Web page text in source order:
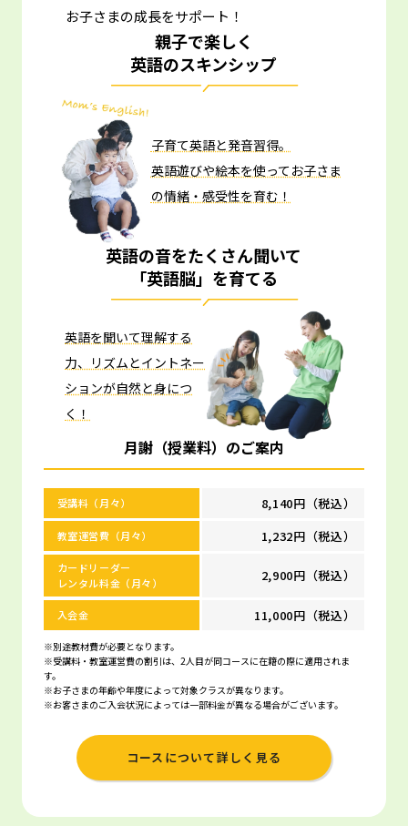
お子さまの成長をサポート！
親子で楽しく
英語のスキンシップ
子育て英語と発音習得。
英語遊びや絵本を使ってお子さま
の情緒・感受性を育む！
英語の音をたくさん聞いて
「英語脳」を育てる
英語を聞いて理解する
力、リズムとイントネー
ションが自然と身につ
く！
月謝（授業料）のご案内
受講料（月々） 8,140円（税込）
教室運営費（月々） 1,232円（税込）
カードリーダー
レンタル料金（月々）
2,900円（税込）
入会金 11,000円（税込）
※別途教材費が必要となります。
※受講料・教室運営費の割引は、2人目が同コースに在籍の際に適用されま
す。
※お子さまの年齢や年度によって対象クラスが異なります。
※お客さまのご入会状況によっては一部料金が異なる場合がございます。
コースについて詳しく見る